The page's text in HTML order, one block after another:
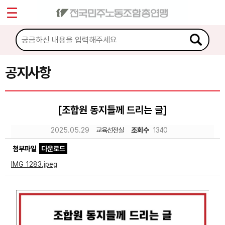
공지사항
[조합원 동지들께 드리는 글]
2025.05.29 교육선전실 조회수 1340
첨부파일
다운로드
IMG_1283.jpeg
마이페이지
소개
소식
공지사항
노동상담
자료
Sketchbook5, 스케치북5
Sketchbook5, 스케치북5